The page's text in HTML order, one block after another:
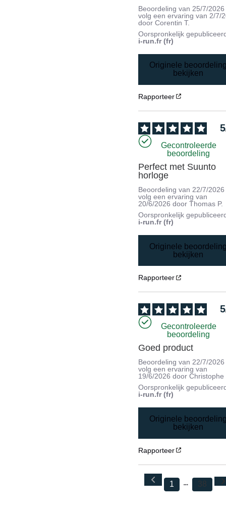
Beoordeling van 25/7/2026
volg een ervaring van 2/7/
doorCorentin T.
Oorspronkelijk
i-run.fr (fr)
Originele
bekijken
Rapporteer
5
Gecontroleerde
beoordeling
Perfect met Suunto
horloge
Beoordeling van 22/7/2026
volg een ervaring van
20/6/2026 doorThomas P.
Oorspronkelijk
i-run.fr (fr)
Originele
bekijken
Rapporteer
5
Gecontroleerde
beoordeling
Goed product
Beoordeling van22/7/2026
volg een ervaring van
19/6/2026 doorChristophe
Oorspronkelijk
i-run.fr (fr)
Originele
bekijken
Rapporteer
1 38